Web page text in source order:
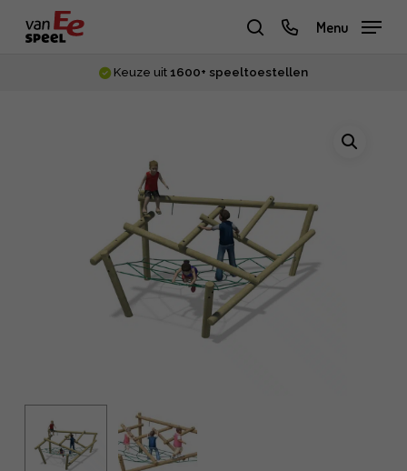
zoeken
phone
Menu
Keuze uit1600+ speeltoestellen